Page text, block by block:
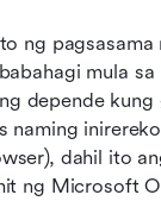
ng
mula
depende
dahil ito
ng Microsoft